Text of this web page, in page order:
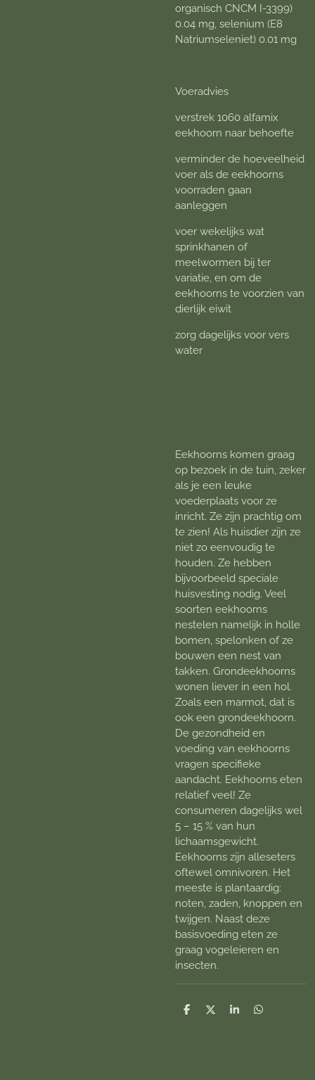
organisch CNCM I-3399)
0.04 mg, selenium (E8
Natriumseleniet) 0.01 mg
Voeradvies
verstrek 1060 alfamix
eekhoorn naar behoefte
verminder de hoeveelheid
voer als de eekhoorns
voorraden gaan
aanleggen
voer wekelijks wat
sprinkhanen of
meelwormen bij ter
variatie, en om de
eekhoorns te voorzien van
dierlijk eiwit
zorg dagelijks voor vers
water
Eekhoorns komen graag
op bezoek in de tuin, zeker
als je een leuke
voederplaats voor ze
inricht. Ze zijn prachtig om
te zien! Als huisdier zijn ze
niet zo eenvoudig te
houden. Ze hebben
bijvoorbeeld speciale
huisvesting nodig. Veel
soorten eekhoorns
nestelen namelijk in holle
bomen, spelonken of ze
bouwen een nest van
takken. Grondeekhoorns
wonen liever in een hol.
Zoals een marmot, dat is
ook een grondeekhoorn.
De gezondheid en
voeding van eekhoorns
vragen specifieke
aandacht. Eekhoorns eten
relatief veel! Ze
consumeren dagelijks wel
5 – 15 % van hun
lichaamsgewicht.
Eekhoorns zijn alleseters
oftewel omnivoren. Het
meeste is plantaardig:
noten, zaden, knoppen en
twijgen. Naast deze
basisvoeding eten ze
graag vogeleieren en
insecten.
D
D
S
D